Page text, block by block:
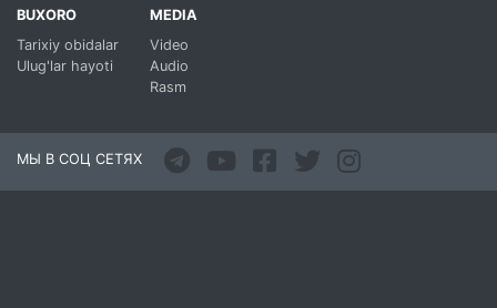
BUXORO
Tarixiy obidalar
Ulug'lar hayoti
MEDIA
Video
Audio
Rasm
МЫ В СОЦ СЕТЯХ